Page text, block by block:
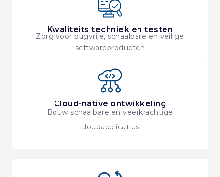
Kwaliteits techniek en testen
Zorg voor bugvrije, schaalbare en veilige
softwareproducten
Cloud-native ontwikkeling
Bouw schaalbare en veerkrachtige
cloudapplicaties